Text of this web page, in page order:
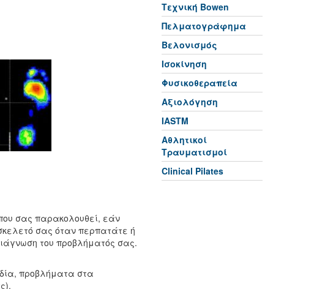
σας παρακολουθεί, εάν
σας όταν περπατάτε ή
του προβλήματός σας.
προβλήματα στα
Τεχνική Bowen
Πελματογράφημα
Βελονισμός
Ισοκίνηση
Φυσικοθεραπεία
Αξιολόγηση
IASTM
Αθλητικοί
Τραυματισμοί
Clinical Pilates